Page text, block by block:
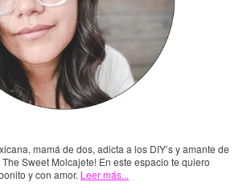
mamá de dos, adicta a los DIY’s y amante de
Sweet Molcajete! En este espacio te quiero
y con amor. Leer más...